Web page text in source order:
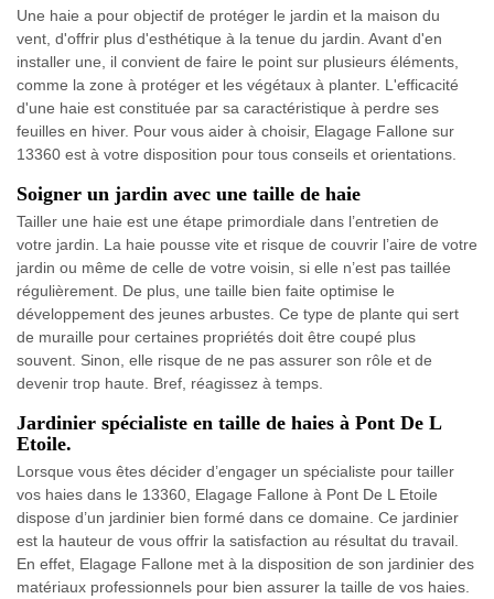
Une haie a pour objectif de protéger le jardin et la maison du
vent, d'offrir plus d'esthétique à la tenue du jardin. Avant d'en
installer une, il convient de faire le point sur plusieurs éléments,
comme la zone à protéger et les végétaux à planter. L'efficacité
d'une haie est constituée par sa caractéristique à perdre ses
feuilles en hiver. Pour vous aider à choisir, Elagage Fallone sur
13360 est à votre disposition pour tous conseils et orientations.
Soigner un jardin avec une taille de haie
Tailler une haie est une étape primordiale dans l’entretien de
votre jardin. La haie pousse vite et risque de couvrir l’aire de votre
jardin ou même de celle de votre voisin, si elle n’est pas taillée
régulièrement. De plus, une taille bien faite optimise le
développement des jeunes arbustes. Ce type de plante qui sert
de muraille pour certaines propriétés doit être coupé plus
souvent. Sinon, elle risque de ne pas assurer son rôle et de
devenir trop haute. Bref, réagissez à temps.
Jardinier spécialiste en taille de haies à Pont De L
Etoile.
Lorsque vous êtes décider d’engager un spécialiste pour tailler
vos haies dans le 13360, Elagage Fallone à Pont De L Etoile
dispose d’un jardinier bien formé dans ce domaine. Ce jardinier
est la hauteur de vous offrir la satisfaction au résultat du travail.
En effet, Elagage Fallone met à la disposition de son jardinier des
matériaux professionnels pour bien assurer la taille de vos haies.